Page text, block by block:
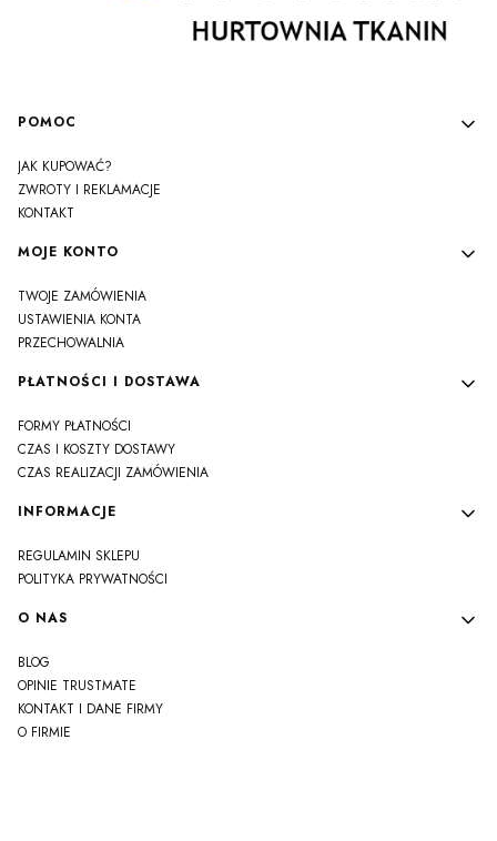
Linki w stopce
POMOC
JAK KUPOWAĆ?
ZWROTY I REKLAMACJE
KONTAKT
MOJE KONTO
TWOJE ZAMÓWIENIA
USTAWIENIA KONTA
PRZECHOWALNIA
PŁATNOŚCI I DOSTAWA
FORMY PŁATNOŚCI
CZAS I KOSZTY DOSTAWY
CZAS REALIZACJI ZAMÓWIENIA
INFORMACJE
REGULAMIN SKLEPU
POLITYKA PRYWATNOŚCI
O NAS
BLOG
OPINIE TRUSTMATE
KONTAKT I DANE FIRMY
O FIRMIE